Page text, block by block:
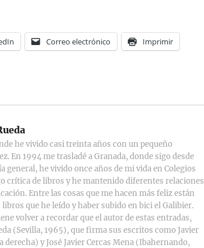
Correo electrónico Imprimir
he vivido casi treinta años con un pequeño
En 1994 me trasladé a Granada, donde sigo desde
general, he vivido once años de mi vida en Colegios
crítica de libros y he mantenido diferentes relaciones
Entre las cosas que me hacen más feliz están
que he leído y haber subido en bici el Galibier.
volver a recordar que el autor de estas entradas,
(Sevilla, 1965), que firma sus escritos como Javier
derecha) y José Javier Cercas Mena (Ibahernando,